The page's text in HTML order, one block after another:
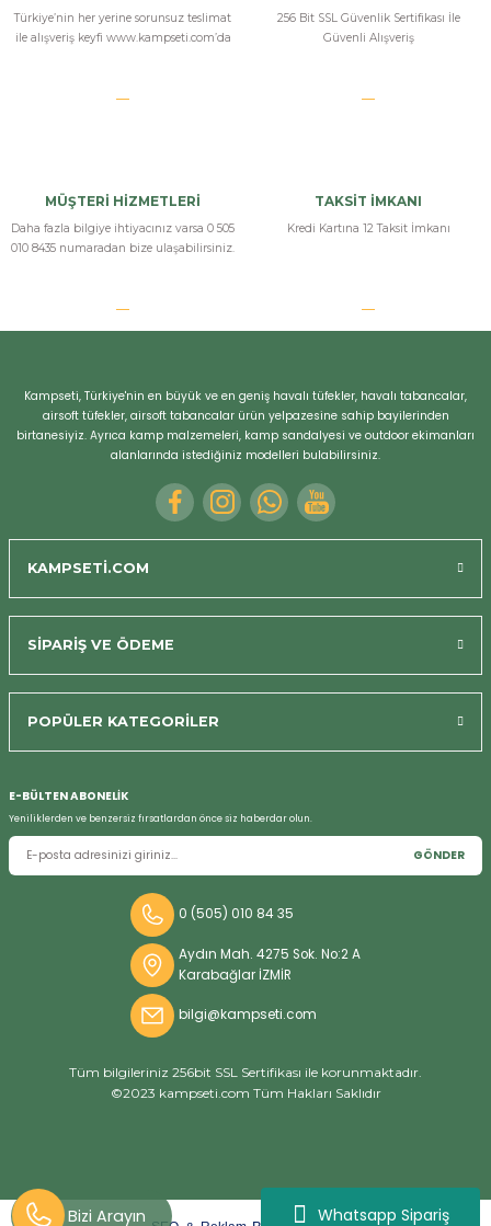
Whatsapp Sipariş
Türkiye’nin her yerine sorunsuz teslimat
ile alışveriş keyfi www.kampseti.com’da
256 Bit SSL Güvenlik Sertifikası İle
Güvenli Alışveriş
MÜŞTERİ HİZMETLERİ
Daha fazla bilgiye ihtiyacınız varsa 0 505
010 8435 numaradan bize ulaşabilirsiniz.
TAKSİT İMKANI
Kredi Kartına 12 Taksit İmkanı
Kampseti, Türkiye'nin en büyük ve en geniş havalı tüfekler, havalı tabancalar,
airsoft tüfekler, airsoft tabancalar ürün yelpazesine sahip bayilerinden
birtanesiyiz. Ayrıca kamp malzemeleri, kamp sandalyesi ve outdoor ekimanları
alanlarında istediğiniz modelleri bulabilirsiniz.
KAMPSETİ.COM
SİPARİŞ VE ÖDEME
POPÜLER KATEGORİLER
E-BÜLTEN ABONELİK
Yeniliklerden ve benzersiz fırsatlardan önce siz haberdar olun.
GÖNDER
0 (505) 010 84 35
Aydın Mah. 4275 Sok. No:2 A
Karabağlar İZMİR
bilgi@kampseti.com
Tüm bilgileriniz 256bit SSL Sertifikası ile korunmaktadır.
©2023 kampseti.com Tüm Hakları Saklıdır
Bizi Arayın